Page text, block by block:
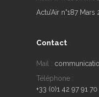
Actu’Air n°187 Mars
Contact
Mail :
Téléphone :
+33 (0)1 42 97 91 70